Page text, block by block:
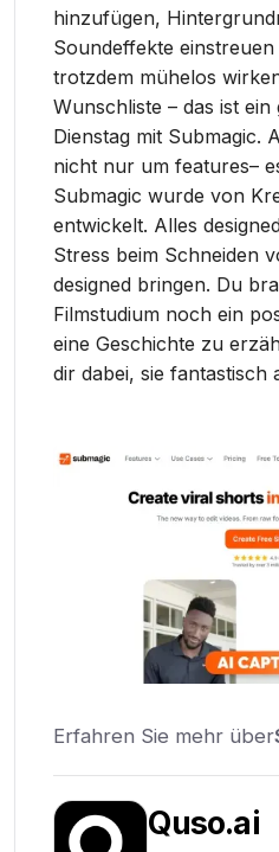
hinzufügen,
Soundeffekte
trotzdem mühelos
Wunschliste – das ist
Dienstag mit Submagic.
nicht nur um features–
Submagic wurde von
entwickelt. Alles
Stress beim Schneiden
designed bringen. Du
Filmstudium noch ein
eine Geschichte zu
dir dabei, sie fantastisch
Erfahren Sie mehr über
Quso.ai